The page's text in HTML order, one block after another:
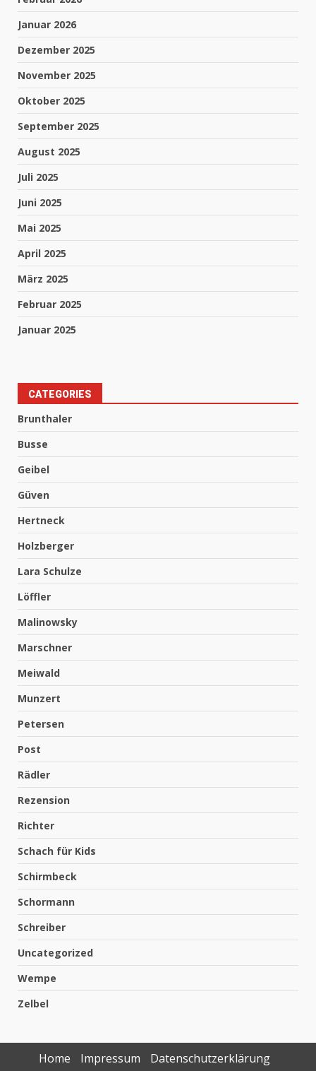
Januar 2026
Dezember 2025
November 2025
Oktober 2025
September 2025
August 2025
Juli 2025
Juni 2025
Mai 2025
April 2025
März 2025
Februar 2025
Januar 2025
CATEGORIES
Brunthaler
Busse
Geibel
Güven
Hertneck
Holzberger
Lara Schulze
Löffler
Malinowsky
Marschner
Meiwald
Munzert
Petersen
Post
Rädler
Rezension
Richter
Schach für Kids
Schirmbeck
Schormann
Schreiber
Uncategorized
Wempe
Zelbel
Home Impressum Datenschutzerklärung